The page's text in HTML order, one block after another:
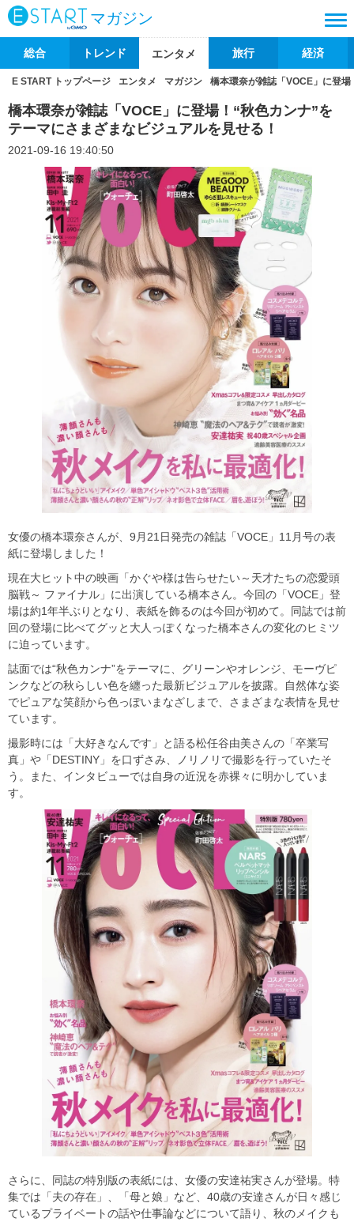
マガジン
総合 トレンド エンタメ 旅行 経済
E START トップページ エンタメ マガジン 橋本環奈が雑誌「VOCE」に登
橋本環奈が雑誌「VOCE」に登場！“秋色カンナ”を
テーマにさまざまなビジュアルを見せる！
2021-09-16 19:40:50
女優の橋本環奈さんが、9月21日発売の雑誌「VOCE」11月号の表
紙に登場しました！
現在大ヒット中の映画「かぐや様は告らせたい～天才たちの恋愛頭
脳戦～ ファイナル」に出演している橋本さん。今回の「VOCE」登
場は約1年半ぶりとなり、表紙を飾るのは今回が初めて。同誌では前
回の登場に比べてグッと大人っぽくなった橋本さんの変化のヒミツ
に迫っています。
誌面では“秋色カンナ”をテーマに、グリーンやオレンジ、モーヴピ
ンクなどの秋らしい色を纏った最新ビジュアルを披露。自然体な姿
でピュアな笑顔から色っぽいまなざしまで、さまざまな表情を見せ
ています。
撮影時には「大好きなんです」と語る松任谷由美さんの「卒業写
真」や「DESTINY」を口ずさみ、ノリノリで撮影を行っていたそ
う。また、インタビューでは自身の近況を赤裸々に明かしていま
す。
さらに、同誌の特別版の表紙には、女優の安達祐実さんが登場。特
集では「夫の存在」、「母と娘」など、40歳の安達さんが日々感じ
ているプライベートの話や仕事論などについて語り、秋のメイクも